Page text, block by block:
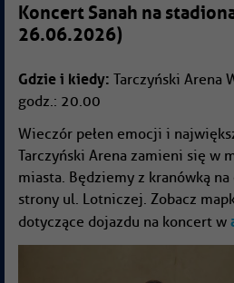
Koncert Sanah na
26.06.2026)
Gdzie i kiedy: Tarczyński Arena
godz.: 20.00
Wieczór pełen emocji i
Tarczyński Arena zamieni się w
miasta. Będziemy z kranówką na
strony ul. Lotniczej. Zobacz
dotyczące dojazdu na koncert w